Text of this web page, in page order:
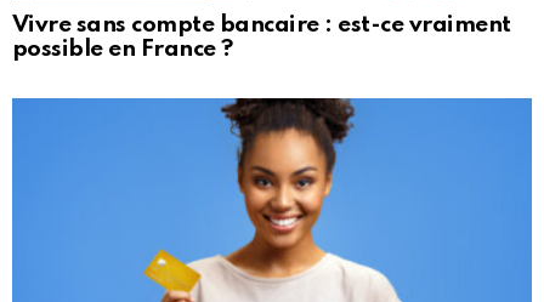
Vivre sans compte bancaire : est-ce vraiment
possible en France ?